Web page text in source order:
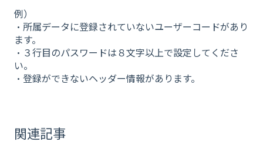
例）
・所属データに登録されていないユーザーコードがあり
ます。
・３行目のパスワードは８文字以上で設定してくださ
い。
・登録ができないヘッダー情報があります。
関連記事